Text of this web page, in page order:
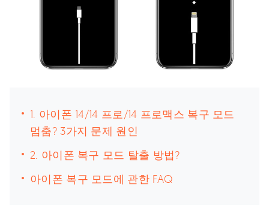
1. 아이폰 14/14 프로/14 프로맥스 복구 모드
멈춤? 3가지 문제 원인
2. 아이폰 복구 모드 탈출 방법?
아이폰 복구 모드에 관한 FAQ